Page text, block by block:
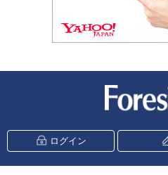
ログイン